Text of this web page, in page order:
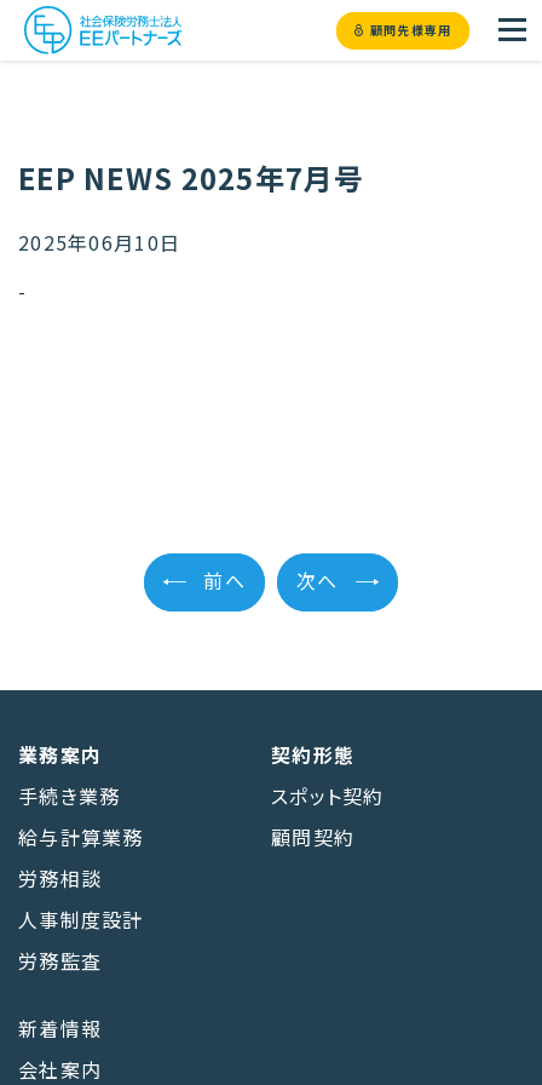
顧問先様専用
EEP NEWS 2025年7月号
2025年06月10日
-
前へ 次へ
業務案内
手続き業務
給与計算業務
労務相談
人事制度設計
労務監査
契約形態
スポット契約
顧問契約
新着情報
会社案内